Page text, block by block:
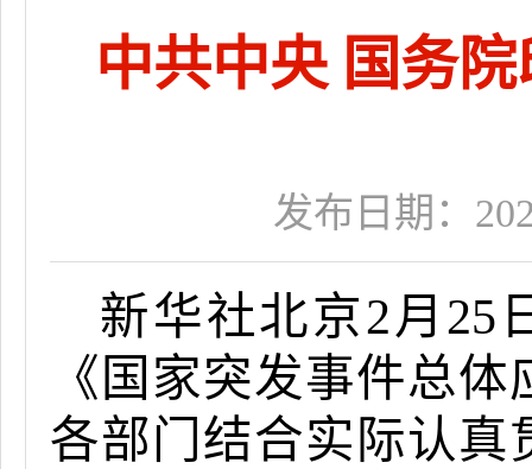
中共中央 国务
发布日期：
新华社北京2月25
《国家突发事件总
各部门结合实际认真